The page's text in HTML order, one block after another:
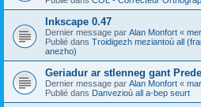
Inkscape 0.47
Dernier message par Alan Monfort «
Publié dans Troidigezh meziantoù all
anezho)
Geriadur ar stlenneg gant
Dernier message par Alan Monfort «
Publié dans Danvezioù all a-bep seurt